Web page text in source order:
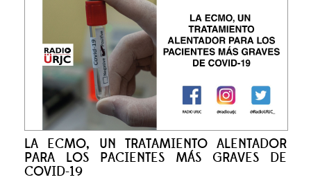
LA ECMO, UN TRATAMIENTO ALENTADOR
PARA LOS PACIENTES MÁS GRAVES DE
COVID-19